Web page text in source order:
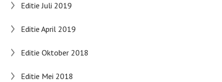
Editie Juli 2019
Editie April 2019
Editie Oktober 2018
Editie Mei 2018